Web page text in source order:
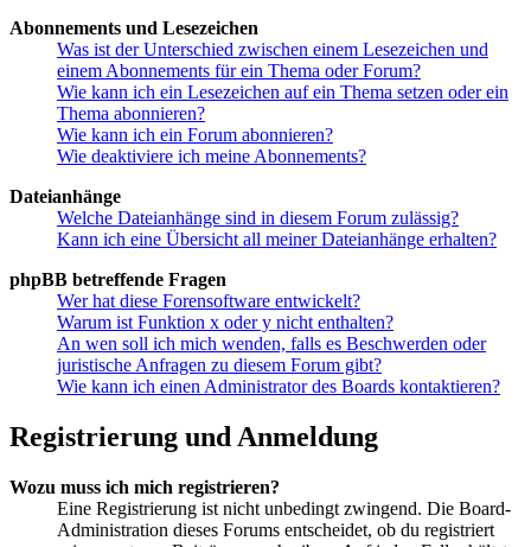
Abonnements und Lesezeichen
Was ist der Unterschied zwischen einem Lesezeichen und
einem Abonnements für ein Thema oder Forum?
Wie kann ich ein Lesezeichen auf ein Thema setzen oder ein
Thema abonnieren?
Wie kann ich ein Forum abonnieren?
Wie deaktiviere ich meine Abonnements?
Dateianhänge
Welche Dateianhänge sind in diesem Forum zulässig?
Kann ich eine Übersicht all meiner Dateianhänge erhalten?
phpBB betreffende Fragen
Wer hat diese Forensoftware entwickelt?
Warum ist Funktion x oder y nicht enthalten?
An wen soll ich mich wenden, falls es Beschwerden oder
juristische Anfragen zu diesem Forum gibt?
Wie kann ich einen Administrator des Boards kontaktieren?
Registrierung und Anmeldung
Wozu muss ich mich registrieren?
Eine Registrierung ist nicht unbedingt zwingend. Die Board-
Administration dieses Forums entscheidet, ob du registriert